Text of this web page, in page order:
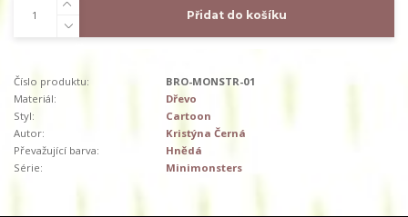
Přidat do košíku
Číslo produktu:
BRO-MONSTR-01
Materiál:
Dřevo
Styl:
Cartoon
Autor:
Kristýna Černá
Převažující barva:
Hnědá
Série:
Minimonsters